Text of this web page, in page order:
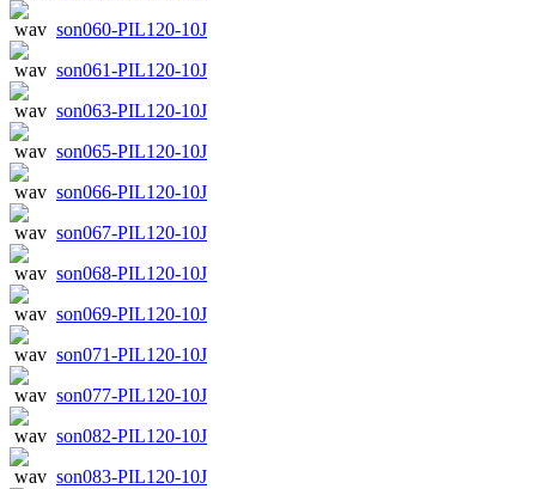
son060-PIL120-10J
son061-PIL120-10J
son063-PIL120-10J
son065-PIL120-10J
son066-PIL120-10J
son067-PIL120-10J
son068-PIL120-10J
son069-PIL120-10J
son071-PIL120-10J
son077-PIL120-10J
son082-PIL120-10J
son083-PIL120-10J